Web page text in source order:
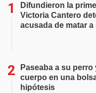
Difundieron la
Victoria Cantero
acusada de matar
Paseaba a su
cuerpo en una
hipótesis